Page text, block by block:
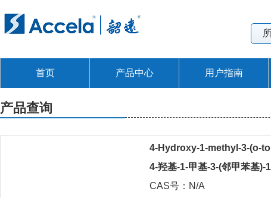
首页 产品中心 用户指南
产品查询
4-Hydroxy-1-methyl-3-(o-
4-羟基-1-甲基-3-(邻甲苯基)-
CAS号：N/A